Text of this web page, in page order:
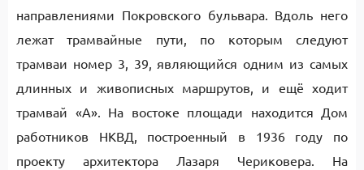
направлениями Покровского бульвара. Вдоль него
лежат трамвайные пути, по которым следуют
трамваи номер 3, 39, являющийся одним из самых
длинных и живописных маршрутов, и ещё ходит
трамвай «А». На востоке площади находится Дом
работников НКВД, построенный в 1936 году по
проекту архитектора Лазаря Чериковера. На